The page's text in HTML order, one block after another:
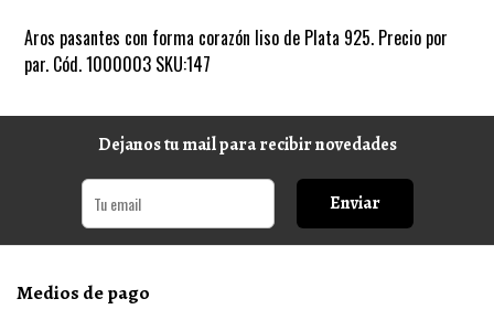
Aros pasantes con forma corazón liso de Plata 925. Precio por
par. Cód. 1000003 SKU:147
Dejanos tu mail para recibir novedades
Enviar
Medios de pago